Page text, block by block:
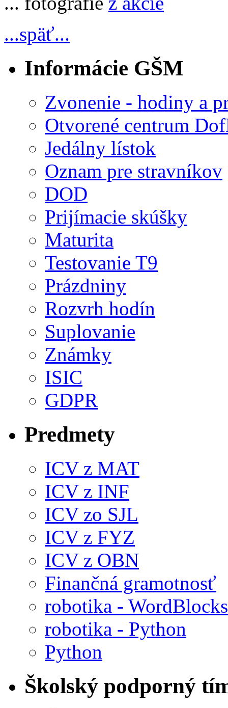
...späť...
Informácie GŠM
Zvonenie - hodiny a
Otvorené centrum
Jedálny lístok
Oznam pre stravníkov
DOD
Prijímacie skúšky
Maturita
Testovanie T9
Prázdniny
Rozvrh hodín
Suplovanie
Známky
ISIC
GDPR
Predmety
ICV z MAT
ICV z INF
ICV zo SJL
ICV z FYZ
ICV z OBN
Finančná gramotnosť
robotika - WordBlocks
robotika - Python
Python
Školský podporný